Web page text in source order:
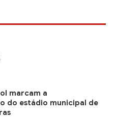
marcam a
do estádio municipal de